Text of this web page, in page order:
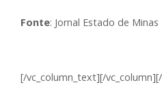
Fonte: Jornal Estado de Minas
[/vc_column_text][/